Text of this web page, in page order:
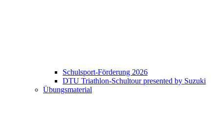
Schulsport-Förderung 2026
DTU Triathlon-Schultour presented by Suzuki
Übungsmaterial